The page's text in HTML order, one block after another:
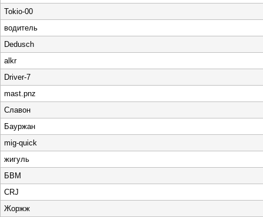
Tokio-00
водитель
Dedusch
alkr
Driver-7
mast.pnz
Славон
Бауржан
mig-quick
жигуль
БВМ
CRJ
Жоржж